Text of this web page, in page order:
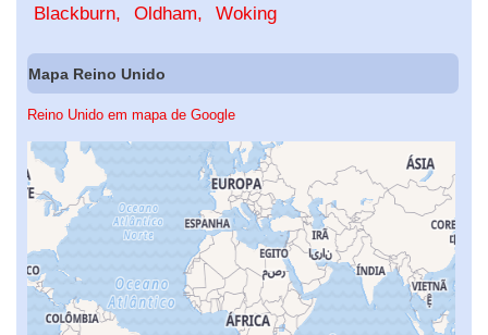
Blackburn Oldham Woking
Mapa Reino Unido
Reino Unido em mapa de Google